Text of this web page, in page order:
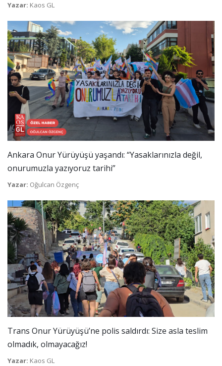
Yazar: Kaos GL
Ankara Onur Yürüyüşü yaşandı: “Yasaklarınızla değil,
onurumuzla yazıyoruz tarihi”
Yazar: Oğulcan Özgenç
Trans Onur Yürüyüşü’ne polis saldırdı: Size asla teslim
olmadık, olmayacağız!
Yazar: Kaos GL